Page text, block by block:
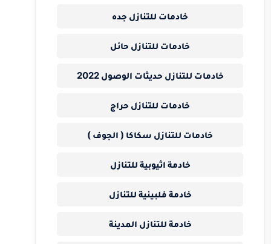
خادمات للتنازل جده
خادمات للتنازل حائل
خادمات للتنازل حديثات الوصول 2022
خادمات للتنازل حراج
خادمات للتنازل سكاكا ( الجوف )
خادمة اثيوبية للتنازل
خادمة فلبينية للتنازل
خادمة للتنازل المدينة